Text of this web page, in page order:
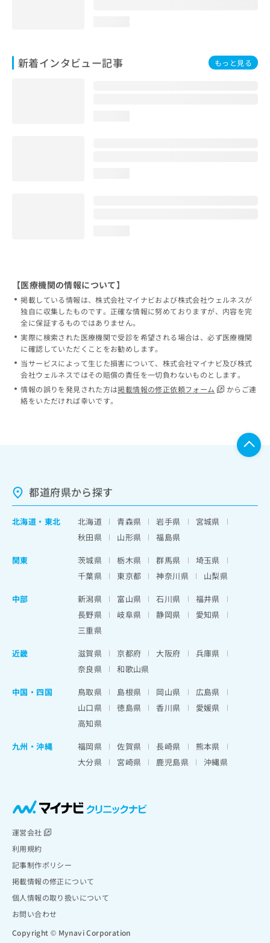
新着インタビュー記事 もっと見る
【医療機関の情報について】
掲載している情報は、株式会社マイナビおよび株式会社ウェルネスが
独自に収集したものです。正確な情報に努めておりますが、内容を完
全に保証するものではありません。
実際に検索された医療機関で受診を希望される場合は、必ず医療機関
に確認していただくことをお勧めします。
当サービスによって生じた損害について、株式会社マイナビ及び株式
会社ウェルネスではその賠償の責任を一切負わないものとします。
情報の誤りを発見された方は掲載情報の修正依頼フォーム
からご連
絡をいただければ幸いです。
都道府県から探す
北海道 ・ 東北 北海道 青森県 岩手県
宮城県
秋田県
山形県
福島県
関東
茨城県 栃木県 群馬県
埼玉県
千葉県
東京都 神奈川県
山梨県
中部
新潟県 富山県 石川県
福井県
長野県
岐阜県 静岡県
愛知県
三重県
近畿
滋賀県 京都府 大阪府
兵庫県
奈良県
和歌山県
中国・四国
鳥取県 島根県 岡山県
広島県
山口県
徳島県 香川県
愛媛県
高知県
九州・沖縄
福岡県 佐賀県 長崎県
熊本県
大分県
宮崎県 鹿児島県 沖縄県
運営会社
利用規約
記事制作ポリシー
掲載情報の修正について
個人情報の取り扱いについて
お問い合わせ
Copyright © Mynavi Corporation